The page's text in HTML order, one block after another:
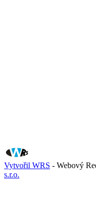
Vytvořil WRS - Webový
s.r.o.